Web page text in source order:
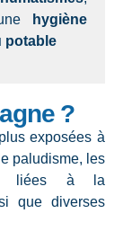
hygiène
potable
?
exposées à
paludisme, les
liées à la
que diverses